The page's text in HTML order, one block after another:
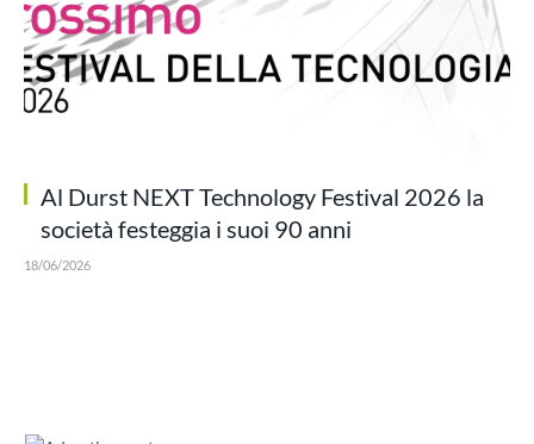
Al Durst NEXT Technology Festival 2026 la
società festeggia i suoi 90 anni
18/06/2026